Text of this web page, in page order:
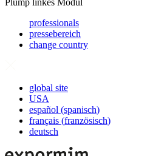
Plump linkes Modul
professionals
pressebereich
change country
global site
USA
español (spanisch)
français (französisch)
deutsch